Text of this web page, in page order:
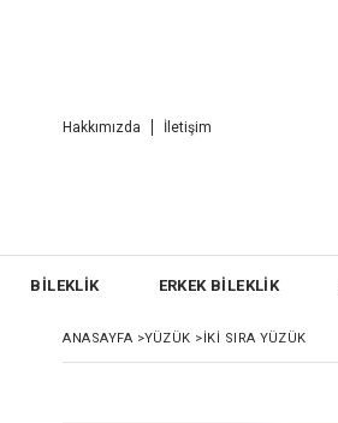
Hakkımızda İletişim
BİLEKLİK ERKEK BİLEKLİK
ANASAYFA >YÜZÜK >İKI SIRA YÜZÜK